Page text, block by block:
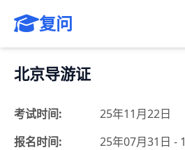
复问
北京导游证
考试时间:
25年11月22日
报名时间:
25年07月31日 -